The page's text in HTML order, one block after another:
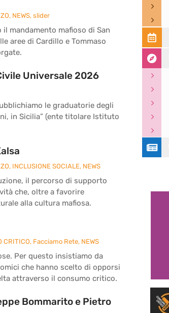
, NEWS, slider
mandamento mafioso di San
aree di Cardillo e Tommaso
Universale 2026
le graduatorie degli
in Sicilia” (ente titolare Istituto
, INCLUSIONE SOCIALE, NEWS
il percorso di supporto
che, oltre a favorire
alla cultura mafiosa.
CRITICO, Facciamo Rete, NEWS
Per questo insistiamo da
che hanno scelto di opporsi
attraverso il consumo critico.
Bommarito e Pietro
5
5


5
5
5
5
5
